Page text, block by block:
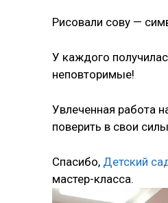
Рисовали сову —
У каждого
неповторимые!
Увлеченная работа
поверить в свои
Спасибо, Детский
мастер-класса.